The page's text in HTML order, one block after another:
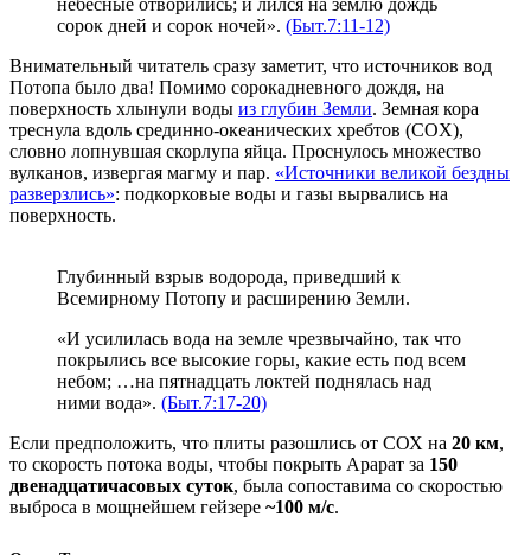
сорок дней и сорок ночей». (Быт.7:11-12)
Внимательный читатель сразу заметит, что источников вод
Потопа было два! Помимо сорокадневного дождя, на
поверхность хлынули воды из глубин Земли. Земная кора
треснула вдоль срединно-океанических хребтов (COX),
словно лопнувшая скорлупа яйца. Проснулось множество
вулканов, извергая магму и пар. «Источники великой бездны
разверзлись»: подкорковые воды и газы вырвались на
поверхность.
Глубинный взрыв водорода, приведший к
Всемирному Потопу и расширению Земли.
«И усилилась вода на земле чрезвычайно, так что
покрылись все высокие горы, какие есть под всем
небом; …на пятнадцать локтей поднялась над
ними вода». (Быт.7:17-20)
Если предположить, что плиты разошлись от СОХ на 20 км,
то скорость потока воды, чтобы покрыть Арарат за 150
двенадцатичасовых суток, была сопоставима со скоростью
выброса в мощнейшем гейзере ~100 м/c.